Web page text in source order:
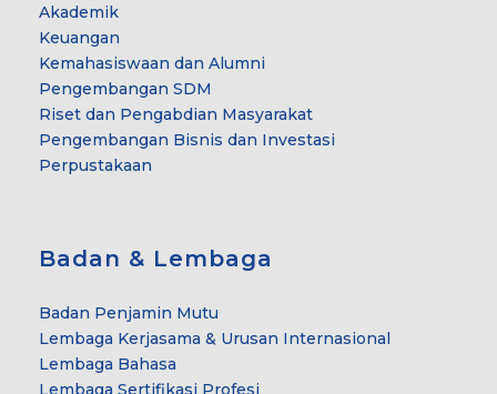
Akademik
Keuangan
Kemahasiswaan dan Alumni
Pengembangan SDM
Riset dan Pengabdian Masyarakat
Pengembangan Bisnis dan Investasi
Perpustakaan
Badan & Lembaga
Badan Penjamin Mutu
Lembaga Kerjasama & Urusan Internasional
Lembaga Bahasa
Lembaga Sertifikasi Profesi